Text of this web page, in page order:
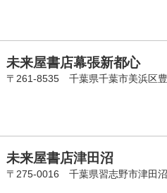
未来屋書店幕張新都心
〒261-8535 千葉県千葉市美浜区
未来屋書店津田沼
〒275-0016 千葉県習志野市津田